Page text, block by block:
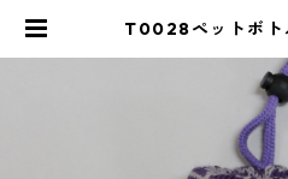
T0028ペットボト
ットボトルカバー
ンカラプテ アイヌ